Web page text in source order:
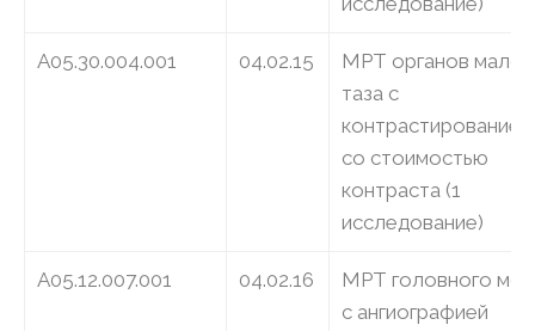
A05.30.004.001 04.02.15
МРТ органов
таза с
со стоимостью
контраста (1
исследование)
A05.12.007.001 04.02.16
МРТ головного
с ангиографией